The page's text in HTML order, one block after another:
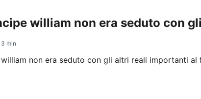
william non era seduto con
min